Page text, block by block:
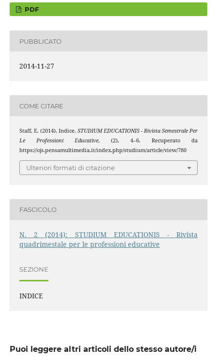
PDF
PUBBLICATO
2014-11-27
COME CITARE
Staff, E. (2014). Indice. STUDIUM EDUCATIONIS - Rivista Semestrale Per
Le Professioni Educative, (2), 4–6. Recuperato da
https://ojs.pensamultimedia.it/index.php/studium/article/view/780
Ulteriori formati di citazione
FASCICOLO
N. 2 (2014): STUDIUM EDUCATIONIS - Rivista
quadrimestale per le professioni educative
SEZIONE
INDICE
Puoi leggere altri articoli dello stesso autore/i